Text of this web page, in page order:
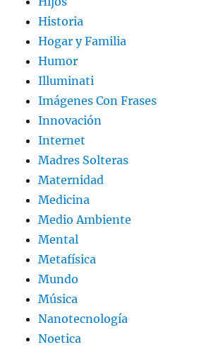
Historia
Hogar y Familia
Humor
Illuminati
Imágenes Con Frases
Innovación
Internet
Madres Solteras
Maternidad
Medicina
Medio Ambiente
Mental
Metafísica
Mundo
Música
Nanotecnología
Noetica